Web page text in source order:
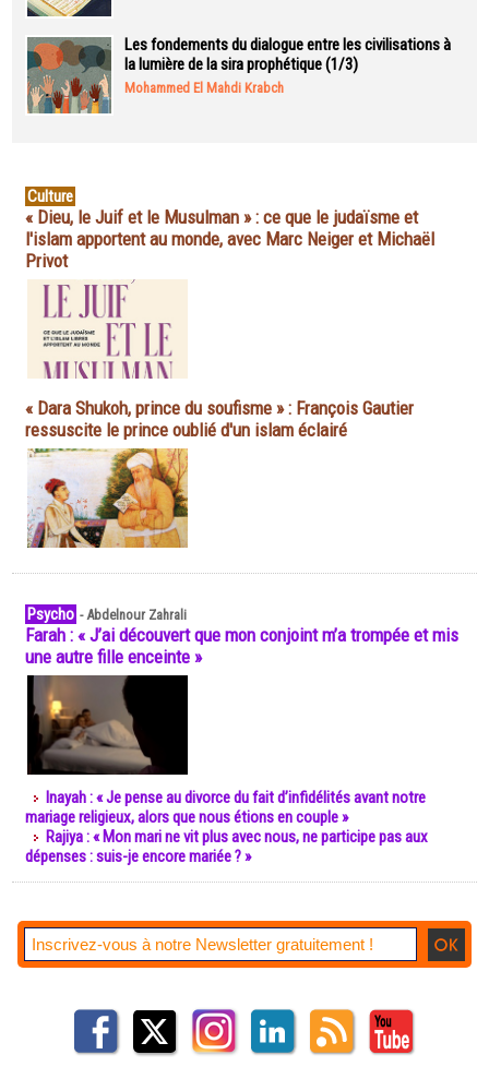
Les fondements du dialogue entre les civilisations à
la lumière de la sira prophétique (1/3)
Mohammed El Mahdi Krabch
Culture
« Dieu, le Juif et le Musulman » : ce que le judaïsme et
l'islam apportent au monde, avec Marc Neiger et Michaël
Privot
« Dara Shukoh, prince du soufisme » : François Gautier
ressuscite le prince oublié d'un islam éclairé
Psycho -Abdelnour Zahrali
Farah : « J’ai découvert que mon conjoint m’a trompée et mis
une autre fille enceinte »
Inayah : « Je pense au divorce du fait d’infidélités avant notre
mariage religieux, alors que nous étions en couple »
Rajiya : « Mon mari ne vit plus avec nous, ne participe pas aux
dépenses : suis-je encore mariée ? »